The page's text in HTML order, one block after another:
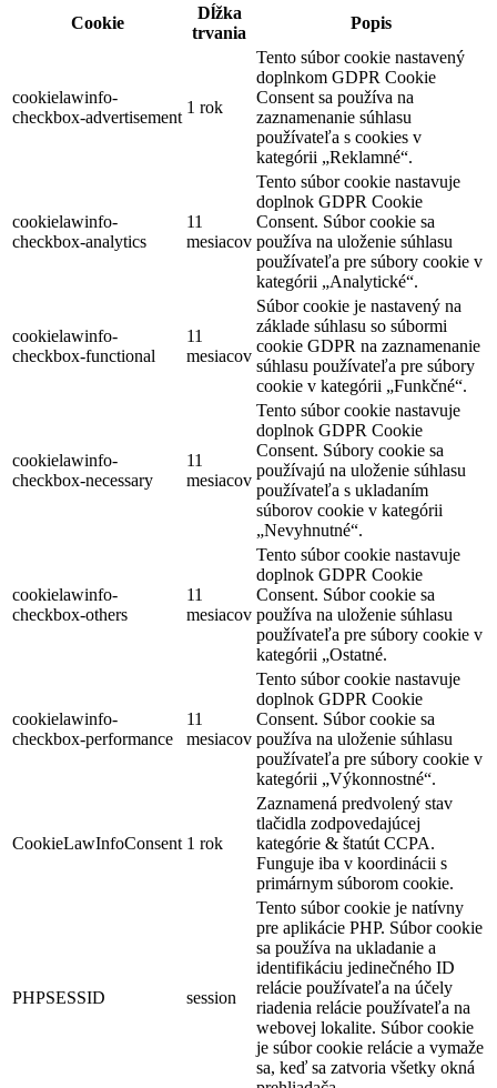
Cookie
Dĺžka
trvania
Popis
cookielawinfo-
checkbox-advertisement
1 rok
Tento súbor cookie nastavený
doplnkom GDPR Cookie
Consent sa používa na
zaznamenanie súhlasu
používateľa s cookies v
kategórii „Reklamné“.
cookielawinfo-
checkbox-analytics
11
mesiacov
Tento súbor cookie nastavuje
doplnok GDPR Cookie
Consent. Súbor cookie sa
používa na uloženie súhlasu
používateľa pre súbory cookie v
kategórii „Analytické“.
cookielawinfo-
checkbox-functional
11
mesiacov
Súbor cookie je nastavený na
základe súhlasu so súbormi
cookie GDPR na zaznamenanie
súhlasu používateľa pre súbory
cookie v kategórii „Funkčné“.
cookielawinfo-
checkbox-necessary
11
mesiacov
Tento súbor cookie nastavuje
doplnok GDPR Cookie
Consent. Súbory cookie sa
používajú na uloženie súhlasu
používateľa s ukladaním
súborov cookie v kategórii
„Nevyhnutné“.
cookielawinfo-
checkbox-others
11
mesiacov
Tento súbor cookie nastavuje
doplnok GDPR Cookie
Consent. Súbor cookie sa
používa na uloženie súhlasu
používateľa pre súbory cookie v
kategórii „Ostatné.
cookielawinfo-
checkbox-performance
11
mesiacov
Tento súbor cookie nastavuje
doplnok GDPR Cookie
Consent. Súbor cookie sa
používa na uloženie súhlasu
používateľa pre súbory cookie v
kategórii „Výkonnostné“.
CookieLawInfoConsent 1 rok
Zaznamená predvolený stav
tlačidla zodpovedajúcej
kategórie & štatút CCPA.
Funguje iba v koordinácii s
primárnym súborom cookie.
PHPSESSID session
Tento súbor cookie je natívny
pre aplikácie PHP. Súbor cookie
sa používa na ukladanie a
identifikáciu jedinečného ID
relácie používateľa na účely
riadenia relácie používateľa na
webovej lokalite. Súbor cookie
je súbor cookie relácie a vymaže
sa, keď sa zatvoria všetky okná